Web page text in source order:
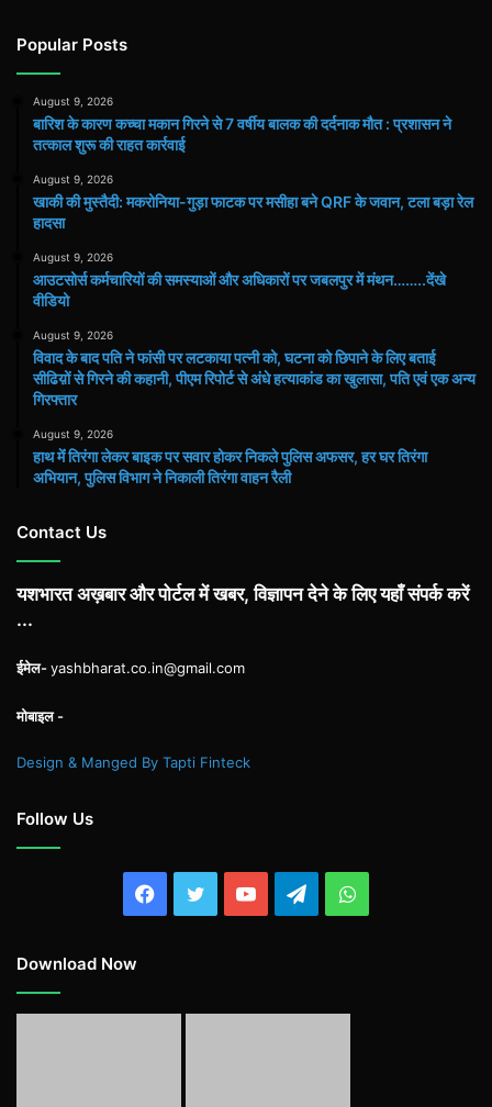
Popular Posts
August 9, 2026
बारिश के कारण कच्चा मकान गिरने से 7 वर्षीय बालक की दर्दनाक मौत : प्रशासन ने
तत्काल शुरू की राहत कार्रवाई
August 9, 2026
खाकी की मुस्तैदी: मकरोनिया-गुड़ा फाटक पर मसीहा बने QRF के जवान, टला बड़ा रेल
हादसा
August 9, 2026
आउटसोर्स कर्मचारियों की समस्याओं और अधिकारों पर जबलपुर में मंथन……..देंखे
वीडियो
August 9, 2026
विवाद के बाद पति ने फांसी पर लटकाया पत्नी को, घटना को छिपाने के लिए बताई
सीढिय़ों से गिरने की कहानी, पीएम रिपोर्ट से अंधे हत्याकांड का खुलासा, पति एवं एक अन्य
गिरफ्तार
August 9, 2026
हाथ मेंं तिरंगा लेकर बाइक पर सवार होकर निकले पुलिस अफसर, हर घर तिरंगा
अभियान, पुलिस विभाग ने निकाली तिरंगा वाहन रैली
Contact Us
यशभारत अख़बार और पोर्टल में खबर, विज्ञापन देने के लिए यहाँ संपर्क करें
...
ईमेल-yashbharat.co.in@gmail.com
मोबाइल -
Design & Manged By Tapti Finteck
Follow Us
Facebook
TwitterYouTubeTelegramWhatsApp
Download Now